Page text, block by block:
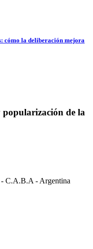
cómo la deliberación mejora
popularización de la
C.A.B.A - Argentina